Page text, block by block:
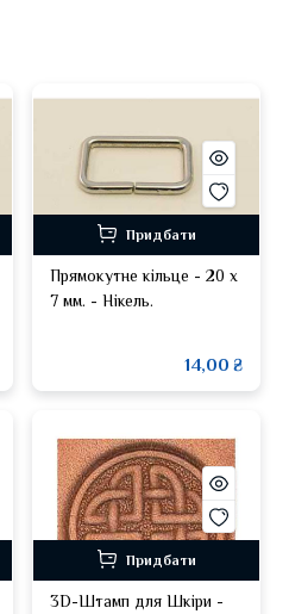
Придбати
Прямокутне кільце - 20 х
7 мм. - Нікель.
14,00 ₴
Придбати
3D-Штамп для Шкіри -